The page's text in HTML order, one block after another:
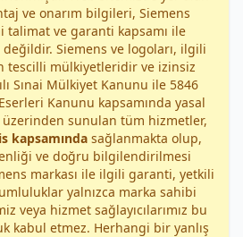
ve onarım bilgileri, Siemens
talimat ve garanti kapsamı ile
Siemens ve logoları, ilgili
tescilli mülkiyetleridir ve izinsiz
Sınai Mülkiyet Kanunu ile 5846
Kanunu kapsamında yasal
sunulan tüm hizmetler,
kapsamındasağlanmakta olup,
ve doğru bilgilendirilmesi
markası ile ilgili garanti, yetkili
yalnızca marka sahibi
veya hizmet sağlayıcılarımız bu
kabul etmez. Herhangi bir yanlış